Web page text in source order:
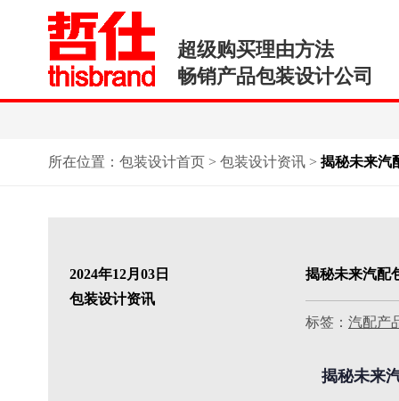
超级购买理由方法
畅销产品包装设计公司
所在位置： 包装设计首页> 包装设计资讯> 揭秘未来汽
2024年12月03日
包装设计资讯
揭秘未来汽配
标签： 汽配产
揭秘未来